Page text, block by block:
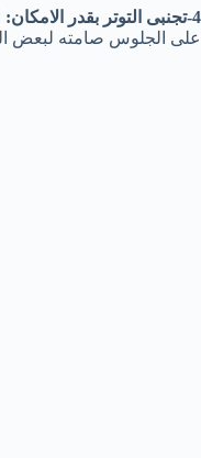
4-تجنبى التوتر بقدر الامكان:
على الجلوس صامته لبعض